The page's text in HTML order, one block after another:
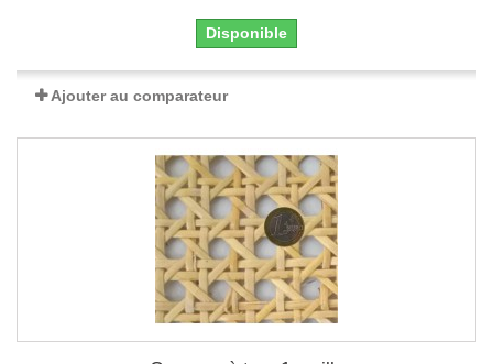
Disponible
Ajouter au comparateur